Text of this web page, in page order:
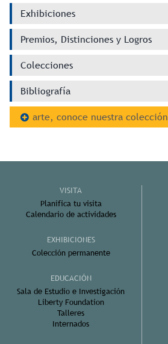
Exhibiciones
Premios, Distinciones y Logros
Colecciones
Bibliografía
arte, conoce nuestra colección
VISITA
Planifica tu visita
Calendario de actividades
EXHIBICIONES
Colección permanente
EDUCACIÓN
Sala de Estudio e Investigación
Liberty Foundation
Talleres
Internados